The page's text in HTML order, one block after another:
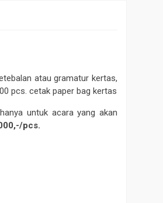
atau gramatur kertas,
pcs. cetak paper bag kertas
untuk acara yang akan
pcs.